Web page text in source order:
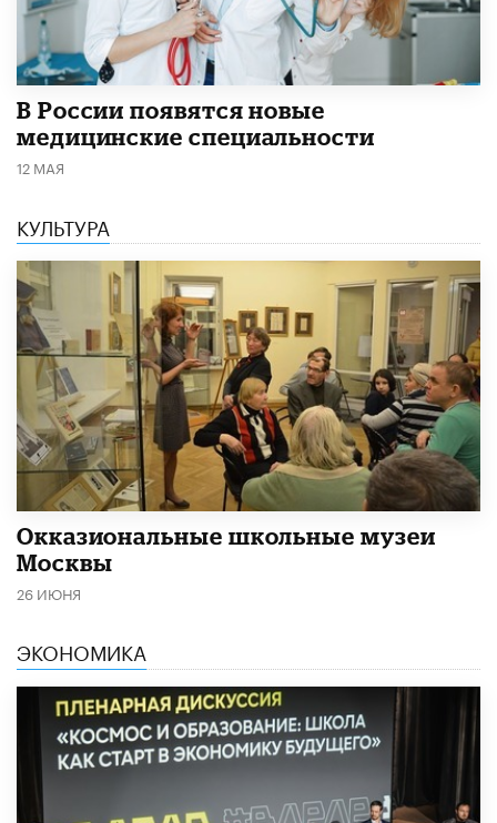
В России появятся новые
медицинские специальности
12 МАЯ
КУЛЬТУРА
​Окказиональные школьные музеи
Москвы
26 ИЮНЯ
ЭКОНОМИКА